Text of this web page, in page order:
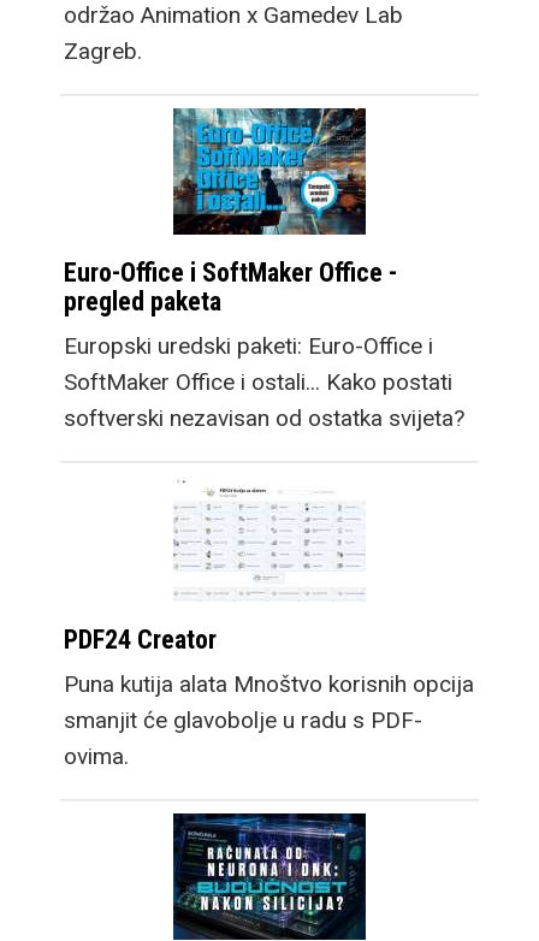
održao Animation x Gamedev Lab
Zagreb.
Euro-Office i SoftMaker Office -
pregled paketa
Europski uredski paketi: Euro-Office i
SoftMaker Office i ostali... Kako postati
softverski nezavisan od ostatka svijeta?
PDF24 Creator
Puna kutija alata Mnoštvo korisnih opcija
smanjit će glavobolje u radu s PDF-
ovima.